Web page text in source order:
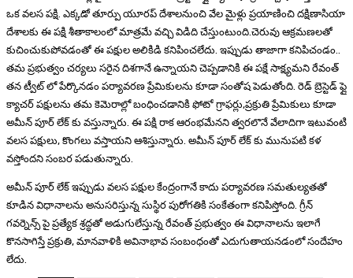
ఒక వలస పక్షి. ఎక్కడో తూర్పు యూరప్ దేశాలనుంచి వేల మైళ్లు ప్రయాణించి దక్షిణాసియా
దేశాలకు ఈ పక్షి శీతాకాలంలో మాత్రమే వచ్చి విడిది చేస్తుంటుంది.చెరువు ఆక్రమణలతో
కుచించుకుపోవడంతో ఈ పక్షుల అలికిడి కనిపించలేదు. ఇప్పుడు తాజాగా కనిపిచండం..
తమ ప్రభుత్వం చర్యలు సరైన దిశగానే ఉన్నాయని చెప్పడానికి ఈ పక్షే సాక్ష్యమని రేవంత్
తన ట్వీట్ లో పేర్కొనడం పర్యావరణ ప్రేమికులను కూడా సంతోష పెడుతోంది. రెడ్ బ్రెస్టెడ్ ఫ్లై
క్యాచర్ పక్షులను తమ కెమెరాల్లో బంధించడానికి ఫోటో గ్రాఫర్లు,ప్రక్రుతి ప్రేమికులు కూడా
అమీన్ పూర్ లేక్ కు వస్తున్నారు. ఈ పక్షి రాక ఆరంభమేనని త్వరలొనే వేలాదిగా ఇటువంటి
వలస పక్షులు, కొంగలు వస్తాయని ఆశిస్తున్నారు. అమీన్ పూర్ లేక్ కు మునుపటి కళ
వస్తోందని సంబర పడుతున్నారు.
అమీన్ పూర్ లేక్ ఇప్పుడు వలస పక్షుల కేంద్రంగానే కాదు పర్యావరణ సమతుల్యతతో
కూడిన విధానాలను అనుసరిస్తున్న సుస్థిర పురోగతికి సంకేతంగా కనిపిస్తోంది. గ్రీన్
గవర్నెన్స్ పై ప్రత్యేక శ్రద్ధతో అడుగులేస్తున్న రేవంత్ ప్రభుత్వం ఈ విధానాలను ఇలాగే
కొనసాగిస్తే ప్రక్రుతి, మానవాళికి అవినాభావ సంబంధంతో ఎదుగుతాయనడంలో సందేహం
లేదు.